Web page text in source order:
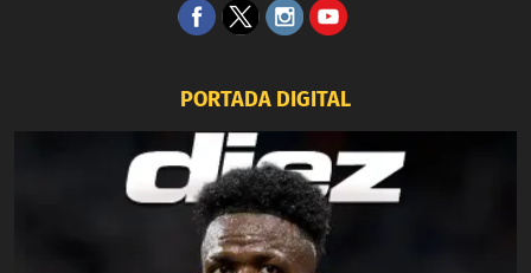
PORTADA DIGITAL